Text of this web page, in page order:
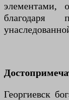
элементами,
благодаря
Георгиевск